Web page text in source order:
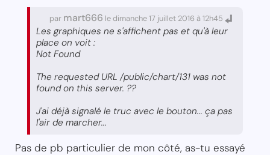
par mart666 le dimanche 17 juillet 2016 à 12h45
Les graphiques ne s'affichent pas et qu'à leur
place on voit :
Not Found
The requested URL /public/chart/131 was not
found on this server. ??
J'ai déjà signalé le truc avec le bouton... ça pas
l'air de marcher...
Pas de pb particulier de mon côté, as-tu essayé